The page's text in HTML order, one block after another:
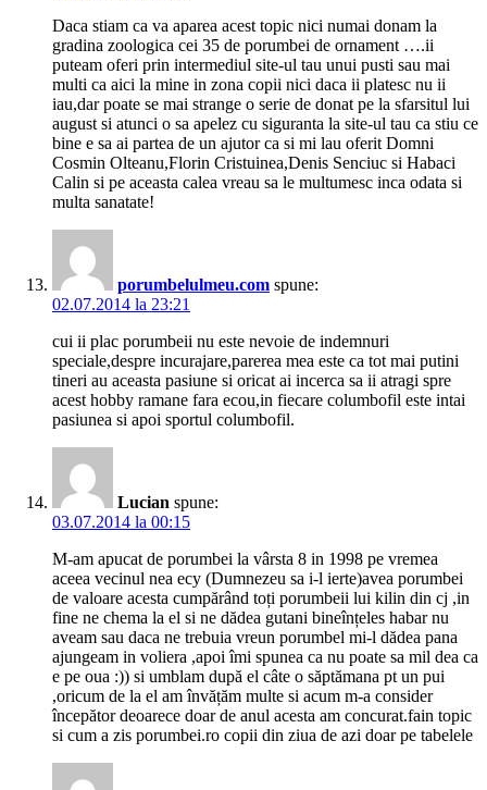
Daca stiam ca va aparea acest topic nici numai donam la
gradina zoologica cei 35 de porumbei de ornament ….ii
puteam oferi prin intermediul site-ul tau unui pusti sau mai
multi ca aici la mine in zona copii nici daca ii platesc nu ii
iau,dar poate se mai strange o serie de donat pe la sfarsitul lui
august si atunci o sa apelez cu siguranta la site-ul tau ca stiu ce
bine e sa ai partea de un ajutor ca si mi lau oferit Domni
Cosmin Olteanu,Florin Cristuinea,Denis Senciuc si Habaci
Calin si pe aceasta calea vreau sa le multumesc inca odata si
multa sanatate!
porumbelulmeu.com spune:
02.07.2014 la 23:21
cui ii plac porumbeii nu este nevoie de indemnuri
speciale,despre incurajare,parerea mea este ca tot mai putini
tineri au aceasta pasiune si oricat ai incerca sa ii atragi spre
acest hobby ramane fara ecou,in fiecare columbofil este intai
pasiunea si apoi sportul columbofil.
Lucian spune:
03.07.2014 la 00:15
M-am apucat de porumbei la vârsta 8 in 1998 pe vremea
aceea vecinul nea ecy (Dumnezeu sa i-l ierte)avea porumbei
de valoare acesta cumpărând toți porumbeii lui kilin din cj ,in
fine ne chema la el si ne dădea gutani bineînțeles habar nu
aveam sau daca ne trebuia vreun porumbel mi-l dădea pana
ajungeam in voliera ,apoi îmi spunea ca nu poate sa mil dea ca
e pe oua :)) si umblam după el câte o săptămana pt un pui
,oricum de la el am învățăm multe si acum m-a consider
începător deoarece doar de anul acesta am concurat.fain topic
si cum a zis porumbei.ro copii din ziua de azi doar pe tabelele